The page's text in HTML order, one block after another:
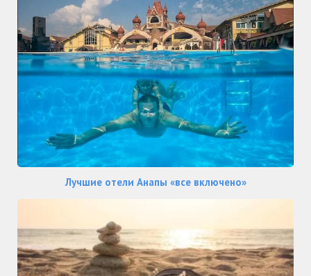
Лучшие отели Анапы «все включено»